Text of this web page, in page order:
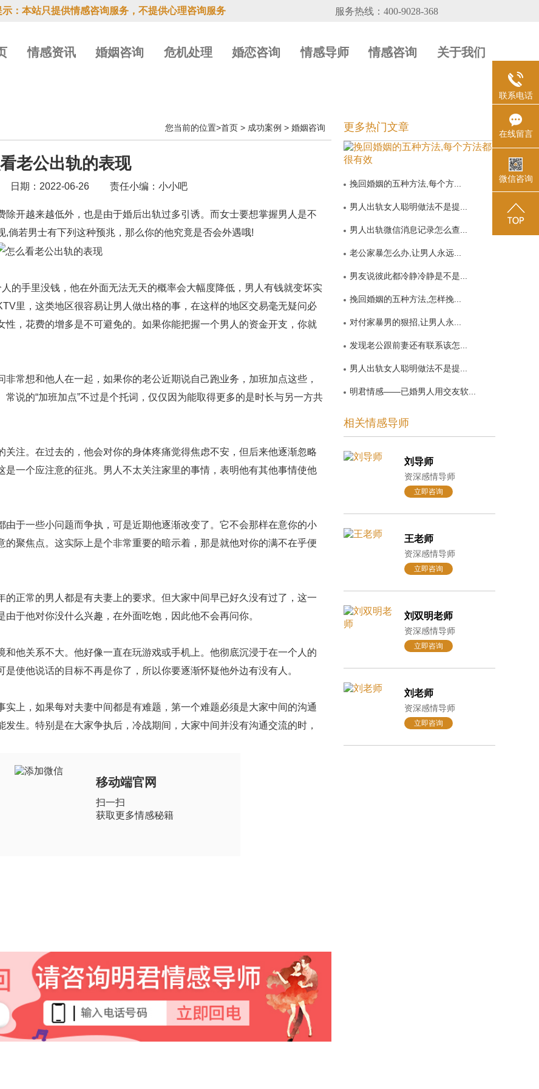
示：本站只提供情感咨询服务，不提供心理咨询服务
情感资讯 婚姻咨询 危机处理 婚恋咨询 情感导师 情感咨询 关于我们
您当前的位置>首页 > 成功案例 > 婚姻咨询
老公出轨的表现
日期：2022-06-26 责任小编：小小吧
开越来越低外，也是由于婚后出轨过多引诱。而女士要想掌握男人是不
倘若男士有下列这种预兆，那么你的他究竟是否会外遇哦!
手里没钱，他在外面无法无天的概率会大幅度降低，男人有钱就变坏实
里，这类地区很容易让男人做出格的事，在这样的地区交易毫无疑问必
，花费的增多是不可避免的。如果你能把握一个男人的资金开支，你就
想和他人在一起，如果你的老公近期说自己跑业务，加班加点这些，
说的“加班加点”不过是个托词，仅仅因为能取得更多的是时长与另一方共
注。在过去的，他会对你的身体疼痛觉得焦虑不安，但后来他逐渐忽略
一个应注意的征兆。男人不太关注家里的事情，表明他有其他事情使他
于一些小问题而争执，可是近期他逐渐改变了。它不会那样在意你的小
聚焦点。这实际上是个非常重要的暗示着，那是就他对你的满不在乎便
正常的男人都是有夫妻上的要求。但大家中间早已好久没有过了，这一
于他对你没什么兴趣，在外面吃饱，因此他不会再问你。
他关系不大。他好像一直在玩游戏或手机上。他彻底沉浸于在一个人的
使他说话的目标不再是你了，所以你要逐渐怀疑他外边有没有人。
，如果每对夫妻中间都是有难题，第一个难题必须是大家中间的沟通
生。特别是在大家争执后，冷战期间，大家中间并没有沟通交流的时，
移动端官网
扫一扫
获取更多情感秘籍
更多热门文章
挽回婚姻的五种方法,每个方...
男人出轨女人聪明做法不是提...
男人出轨微信消息记录怎么查...
老公家暴怎么办,让男人永远...
男友说彼此都冷静冷静是不是...
挽回婚姻的五种方法,怎样挽...
对付家暴男的狠招,让男人永...
发现老公跟前妻还有联系该怎...
男人出轨女人聪明做法不是提...
明君情感——已婚男人用交友软...
相关情感导师
刘导师
资深感情导师
立即咨询
王老师
资深感情导师
立即咨询
刘双明老师
资深感情导师
立即咨询
刘老师
资深感情导师
立即咨询
联系电话
在线留言
微信咨询